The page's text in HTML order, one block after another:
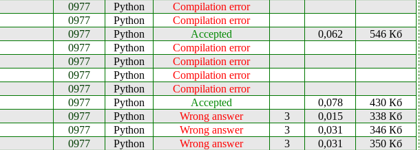
0977 Python
Compilation error
0977 Python
Compilation error
0977 Python Accepted 0,062
546 Кб
0977 Python
Compilation error
0977 Python
Compilation error
0977 Python
Compilation error
0977 Python
Compilation error
0977 Python Accepted 0,078
430 Кб
0977 Python Wrong answer 3 0,015
338 Кб
0977 Python Wrong answer 3 0,031
346 Кб
0977 Python Wrong answer 3 0,031
350 Кб